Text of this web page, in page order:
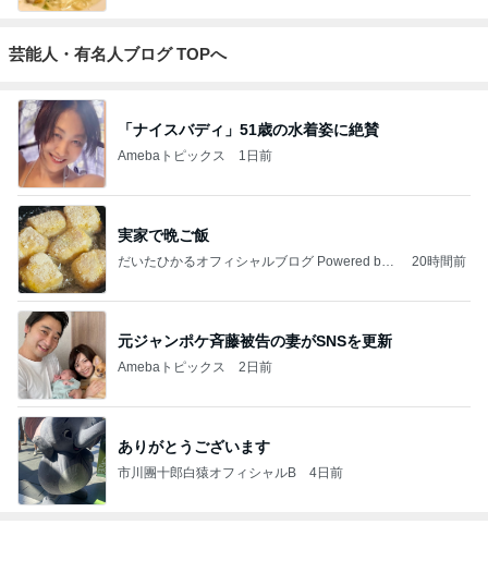
芸能人・有名人ブログ TOPへ
「ナイスバディ」51歳の水着姿に絶賛
Amebaトピックス 1日前
実家で晩ご飯
だいたひかるオフィシャルブログ Powered by
20時間前
元ジャンポケ斉藤被告の妻がSNSを更新
Amebaトピックス 2日前
ありがとうございます
市川團十郎白猿オフィシャルB 4日前